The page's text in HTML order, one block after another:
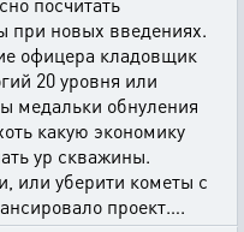
при новых введениях.
офицера кладовщик
20 уровня или
медальки обнуления
какую экономику
ур скважины.
или уберити кометы с
проект….